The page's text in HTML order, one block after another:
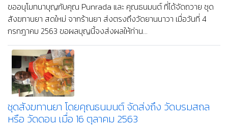
ขออนุโมทนาบุญกับคุณ Punrada และ คุณธนมนต์ ที่ได้จัดถวาย ชุด
สังฆทานยา สดใหม่ จากร้านยา ส่งตรงถึงวัดยานนาวา เมื่อวันที่ 4
กรกฎาคม 2563 ขอผลบุญนี้จงส่งผลให้ท่าน...
ชุดสังฆทานยา โดยคุณธนมนต์ จัดส่งถึง วัดบรมสถล
หรือ วัดดอน เมื่อ 16 ตุลาคม 2563